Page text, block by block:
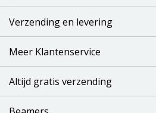
Verzending en levering
Meer Klantenservice
Altijd gratis verzending